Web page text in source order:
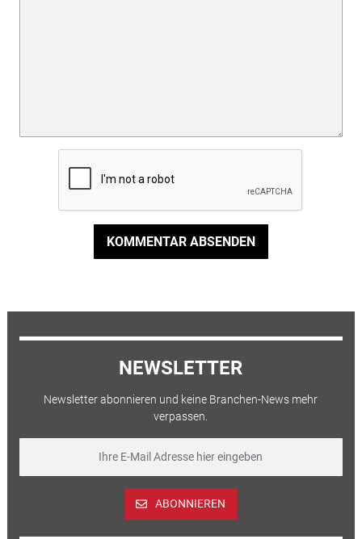
KOMMENTAR ABSENDEN
NEWSLETTER
Newsletter abonnieren und keine Branchen-News mehr
verpassen.
ABONNIEREN